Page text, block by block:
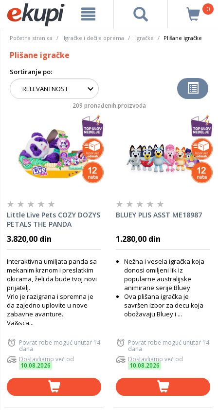
0
Početna stranica Igračke i dečija oprema Igračke Plišane igračke
Plišane igračke
Sortiranje po:
209 pronađenih proizvoda
Little Live Pets COZY DOZYS
PETALS THE PANDA
3.820,00 din
Interaktivna umiljata panda sa
mekanim krznom i preslatkim
okicama, želi da bude tvoj novi
prijatelj.
Vrlo je razigrana i spremna je
da zajedno uplovite u nove
zabavne avanture.
Va&sca...
Povrat robe moguć unutar 14
dana
Dostavljamo već od
10.08.2026
BLUEY PLIS ASST ME18987
1.280,00 din
Nežna i vesela igračka koja
donosi omiljeni lik iz
popularne australijske
animirane serije Bluey
Ova plišana igračka je
savršen izbor za decu koja
obožavaju Bluey i ...
Povrat robe moguć unutar 14
dana
Dostavljamo već od
10.08.2026